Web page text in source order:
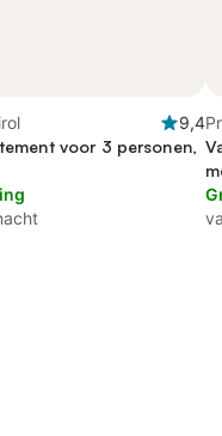
9,4
voor 3 personen,